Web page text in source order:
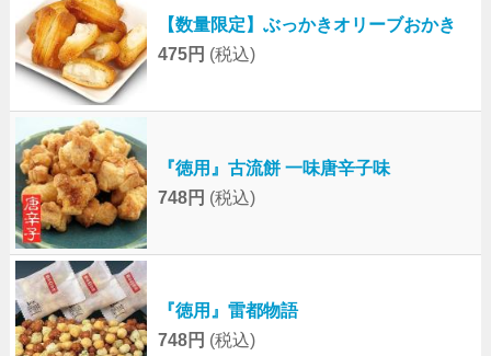
【数量限定】ぶっかきオリーブおかき
475円 (税込)
『徳用』古流餅 一味唐辛子味
748円 (税込)
『徳用』雷都物語
748円 (税込)